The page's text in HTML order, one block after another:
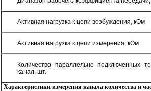
Активная нагрузка к цепи возбуждения, кОм
Активная нагрузка к цепи измерения, кОм
Количество параллельно подключенных
канал, шт.
Характеристики измерения канала количества и